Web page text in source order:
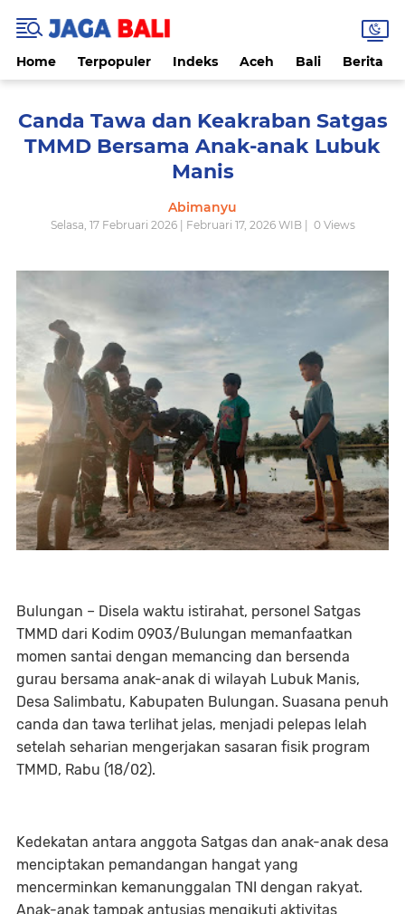
Home Terpopuler Indeks Aceh Bali Berita
Canda Tawa dan Keakraban Satgas
TMMD Bersama Anak-anak Lubuk
Manis
Abimanyu
Selasa, 17 Februari 2026 | Februari 17, 2026 WIB | 0Views
Bulungan – Disela waktu istirahat, personel Satgas
TMMD dari Kodim 0903/Bulungan memanfaatkan
momen santai dengan memancing dan bersenda
gurau bersama anak-anak di wilayah Lubuk Manis,
Desa Salimbatu, Kabupaten Bulungan. Suasana penuh
canda dan tawa terlihat jelas, menjadi pelepas lelah
setelah seharian mengerjakan sasaran fisik program
TMMD, Rabu (18/02).
Kedekatan antara anggota Satgas dan anak-anak desa
menciptakan pemandangan hangat yang
mencerminkan kemanunggalan TNI dengan rakyat.
Anak-anak tampak antusias mengikuti aktivitas